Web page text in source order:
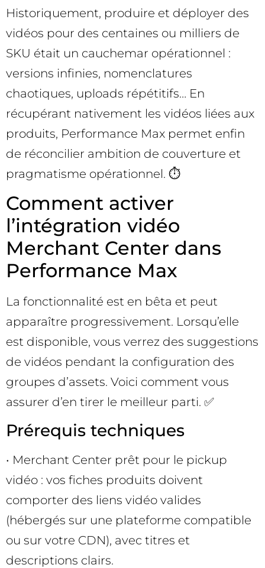
Historiquement, produire et déployer des
vidéos pour des centaines ou milliers de
SKU était un cauchemar opérationnel :
versions infinies, nomenclatures
chaotiques, uploads répétitifs… En
récupérant nativement les vidéos liées aux
produits, Performance Max permet enfin
de réconcilier ambition de couverture et
pragmatisme opérationnel. ⏱️
Comment activer
l’intégration vidéo
Merchant Center dans
Performance Max
La fonctionnalité est en bêta et peut
apparaître progressivement. Lorsqu’elle
est disponible, vous verrez des suggestions
de vidéos pendant la configuration des
groupes d’assets. Voici comment vous
assurer d’en tirer le meilleur parti. ✅
Prérequis techniques
• Merchant Center prêt pour le pickup
vidéo : vos fiches produits doivent
comporter des liens vidéo valides
(hébergés sur une plateforme compatible
ou sur votre CDN), avec titres et
descriptions clairs.